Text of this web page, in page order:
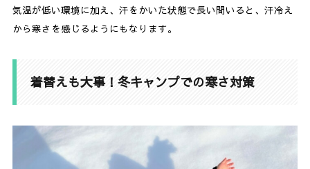
気温が低い環境に加え、汗をかいた状態で長い間いると、汗冷え
から寒さを感じるようにもなります。
着替えも大事！冬キャンプでの寒さ対策